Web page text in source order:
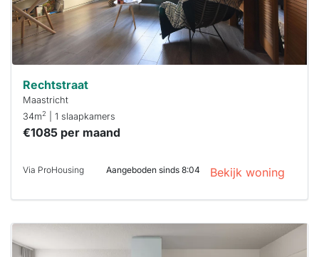
Rechtstraat
Maastricht
34m2 | 1 slaapkamers
€1085 per maand
Via ProHousing Aangeboden sinds 8:04 Bekijk woning